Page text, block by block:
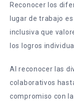
Reconocer los
lugar de trabajo
inclusiva que
los logros
Al reconocer las
colaborativos
compromiso con